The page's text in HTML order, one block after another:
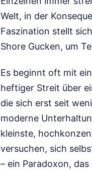
Welt, in der
Faszination stellt
Shore Gucken, um
Es beginnt oft mit
heftiger Streit über
die sich erst seit
moderne
kleinste,
versuchen, sich
– ein Paradoxon,